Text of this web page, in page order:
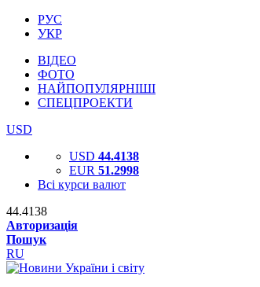
РУС
УКР
ВІДЕО
ФОТО
НАЙПОПУЛЯРНІШІ
СПЕЦПРОЕКТИ
USD
USD 44.4138
EUR 51.2998
Всі курси валют
44.4138
Авторизація
Пошук
RU